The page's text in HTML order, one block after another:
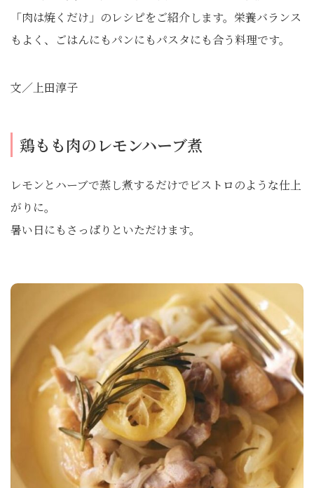
「肉は焼くだけ」のレシピをご紹介します。栄養バランス
もよく、ごはんにもパンにもパスタにも合う料理です。
文／上田淳子
鶏もも肉のレモンハーブ煮
レモンとハーブで蒸し煮するだけでビストロのような仕上
がりに。
暑い日にもさっぱりといただけます。